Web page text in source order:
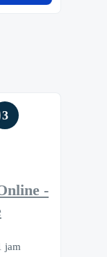
3
-
jam